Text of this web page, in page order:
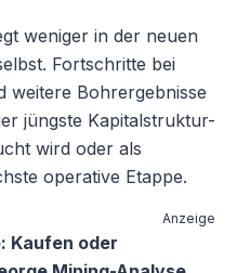
weniger in der neuen
Fortschritte bei
weitere Bohrergebnisse
jüngste Kapitalstruktur-
wird oder als
operative Etappe.
Anzeige
Kaufen oder